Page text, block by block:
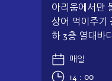
아리움에서만
상어 먹이주기
하 3층 열대바
매일
14 : 00